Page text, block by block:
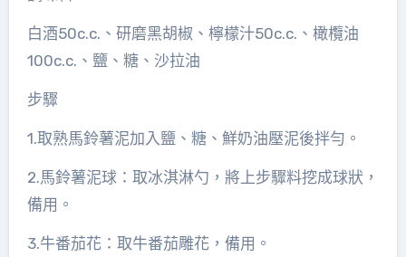
白酒50c.c.、研磨黑胡椒、檸檬汁50c.c.、橄欖油
100c.c.、鹽、糖、沙拉油
步驟
1.取熟馬鈴薯泥加入鹽、糖、鮮奶油壓泥後拌勻。
2.馬鈴薯泥球：取冰淇淋勺，將上步驟料挖成球狀，
備用。
3.牛番茄花：取牛番茄雕花，備用。